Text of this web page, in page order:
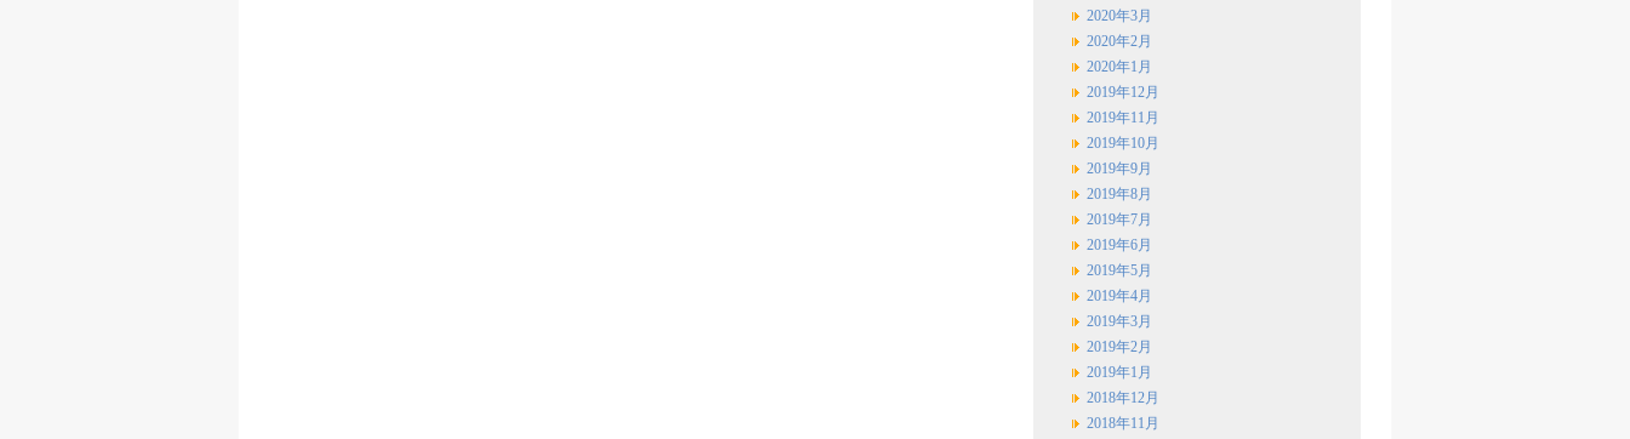
2020年3月
2020年2月
2020年1月
2019年12月
2019年11月
2019年10月
2019年9月
2019年8月
2019年7月
2019年6月
2019年5月
2019年4月
2019年3月
2019年2月
2019年1月
2018年12月
2018年11月